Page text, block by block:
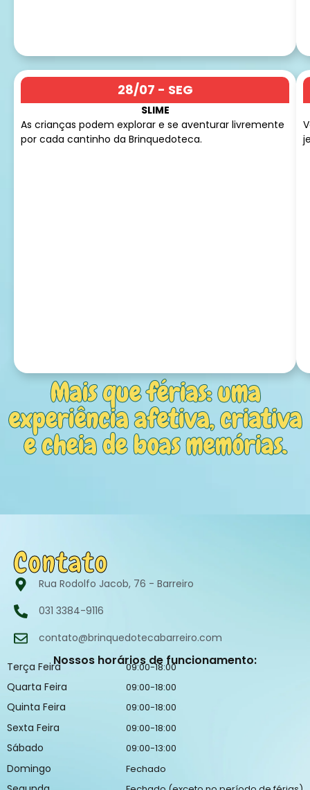
28/07 - SEG
SLIME
As crianças podem explorar e se aventurar livremente
por cada cantinho da Brinquedoteca.
Mais que férias: uma
experiência afetiva, criativa
e cheia de boas memórias.
Contato
Rua Rodolfo Jacob, 76 - Barreiro
031 3384-9116
contato@brinquedotecabarreiro.com
Nossos horários de funcionamento:
Terça Feira
Quarta Feira
Quinta Feira
Sexta Feira
Sábado
Domingo
09:00-18:00
09:00-18:00
09:00-18:00
09:00-18:00
09:00-13:00
Fechado